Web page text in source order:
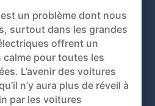
un problème dont nous
surtout dans les grandes
offrent un
pour toutes les
L’avenir des voitures
n’y aura plus de réveil à
par les voitures